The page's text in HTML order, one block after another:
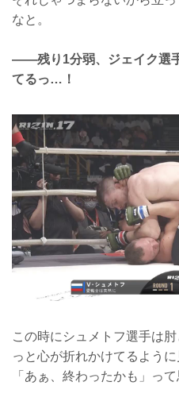
なと。
――残り1分弱、ジェイク選
てるっ…！
この時にシュメトフ選手は
っと心が折れかけてるよう
「あぁ、終わったかも」って